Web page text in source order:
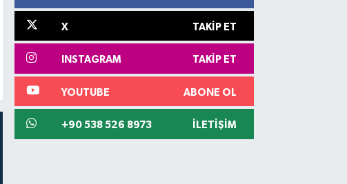
X TAKIP ET
INSTAGRAM TAKIP ET
YOUTUBE ABONE OL
+90 538 526 8973 İLETIŞIM